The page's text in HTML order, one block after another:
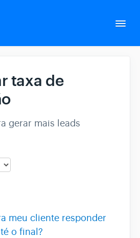
da conta
Suite
sobre o seu fluxo
Integração
taxa de
gerar mais leads
meu cliente responder
o final?